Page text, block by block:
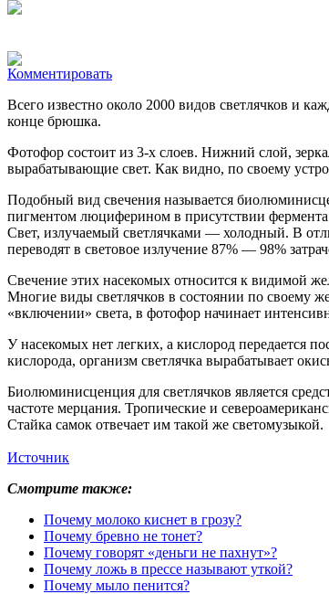
Комментировать
Всего известно около 2000 видов светлячков и
конце брюшка.
Фотофор состоит из 3-х слоев. Нижний слой,
вырабатывающие свет. Как видно, по своему
Подобный вид свечения называется
пигментом люциферином в присутствии
Свет, излучаемый светлячками — холодный. В
переводят в световое излучение 87% — 98%
Свечение этих насекомых относится к видимой
Многие виды светлячков в состоянии по своему
«включении» света, в фотофор начинает
У насекомых нет легких, а кислород передается
кислорода, организм светлячка вырабатывает
Биолюминисценция для светлячков является
частоте мерцания. Тропические и
Стайка самок отвечает им такой же светомузыкой.
Источник
Смотрите также:
Почему молоко киснет в грозу?
Почему бревно не тонет?
Почему говорят «деньги не пахнут»?
Почему ложь в прессе называют уткой?
Почему мыло пенится?